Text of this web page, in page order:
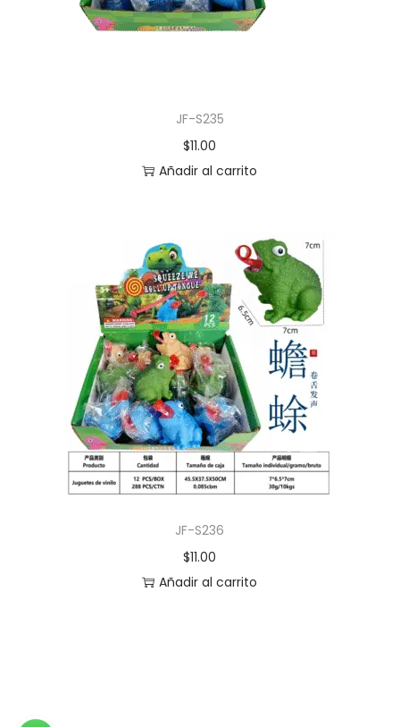
JF-S235
$11.00
Añadir al carrito
JF-S236
$11.00
Añadir al carrito